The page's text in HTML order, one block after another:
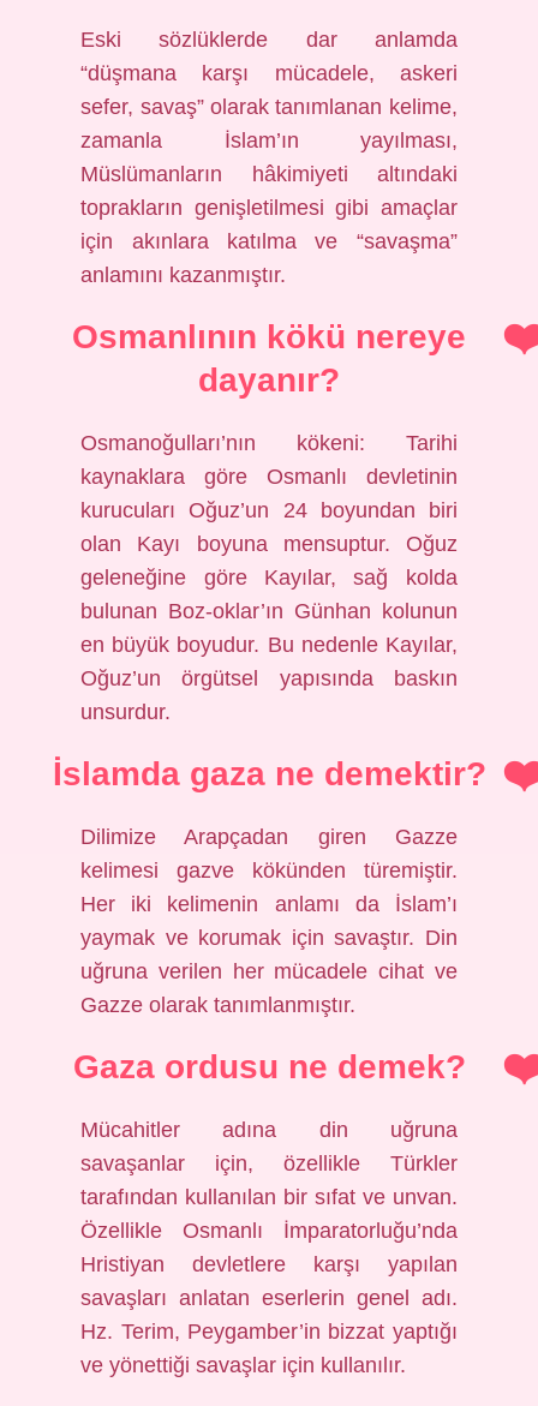
Eski sözlüklerde dar anlamda
“düşmana karşı mücadele, askeri
sefer, savaş” olarak tanımlanan kelime,
zamanla İslam’ın yayılması,
Müslümanların hâkimiyeti altındaki
toprakların genişletilmesi gibi amaçlar
için akınlara katılma ve “savaşma”
anlamını kazanmıştır.
Osmanlının kökü nereye
dayanır?
Osmanoğulları’nın kökeni: Tarihi
kaynaklara göre Osmanlı devletinin
kurucuları Oğuz’un 24 boyundan biri
olan Kayı boyuna mensuptur. Oğuz
geleneğine göre Kayılar, sağ kolda
bulunan Boz-oklar’ın Günhan kolunun
en büyük boyudur. Bu nedenle Kayılar,
Oğuz’un örgütsel yapısında baskın
unsurdur.
İslamda gaza ne demektir?
Dilimize Arapçadan giren Gazze
kelimesi gazve kökünden türemiştir.
Her iki kelimenin anlamı da İslam’ı
yaymak ve korumak için savaştır. Din
uğruna verilen her mücadele cihat ve
Gazze olarak tanımlanmıştır.
Gaza ordusu ne demek?
Mücahitler adına din uğruna
savaşanlar için, özellikle Türkler
tarafından kullanılan bir sıfat ve unvan.
Özellikle Osmanlı İmparatorluğu’nda
Hristiyan devletlere karşı yapılan
savaşları anlatan eserlerin genel adı.
Hz. Terim, Peygamber’in bizzat yaptığı
ve yönettiği savaşlar için kullanılır.